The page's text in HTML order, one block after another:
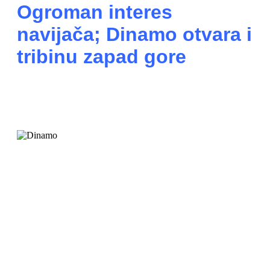
Ogroman interes
navijača; Dinamo otvara i
tribinu zapad gore